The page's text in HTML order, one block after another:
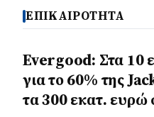
ΕΠΙΚΑΙΡΟΤΗΤΑ
Evergood: Στα 10
για το 60% της
τα 300 εκατ.